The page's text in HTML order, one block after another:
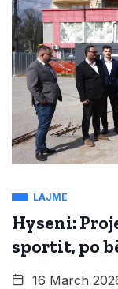
LAJME
Hyseni:
sportit, po
16 March